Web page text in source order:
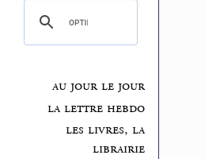
au jour le jour
la lettre hebdo
les livres, la
librairie